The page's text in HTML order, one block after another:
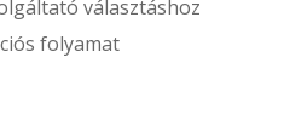
választáshoz
folyamat